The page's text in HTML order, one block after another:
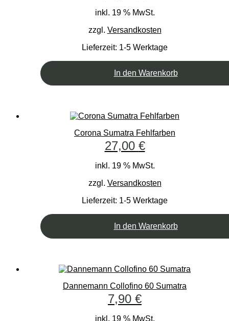
inkl. 19 % MwSt.
zzgl. Versandkosten
Lieferzeit: 1-5 Werktage
In den Warenkorb
Corona Sumatra Fehlfarben
27,00 €
inkl. 19 % MwSt.
zzgl. Versandkosten
Lieferzeit: 1-5 Werktage
In den Warenkorb
Dannemann Collofino 60 Sumatra
7,90 €
inkl. 19 % MwSt.